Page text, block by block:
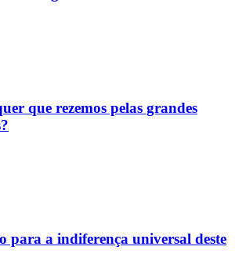
que rezemos pelas grandes
para a indiferença universal deste